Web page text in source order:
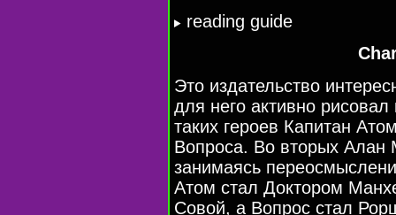
reading guide
Это издательство
для него активно
таких героев Капитан
Вопроса. Во вторых Алан
занимаясь
Атом стал Доктором
Совой, а Вопрос стал